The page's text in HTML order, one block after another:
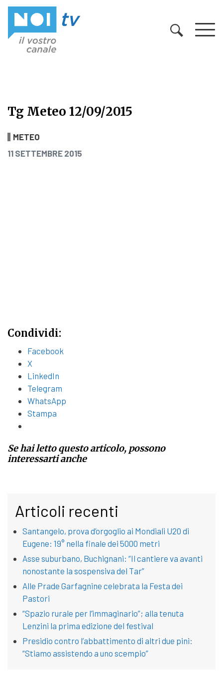
Tg Meteo 12/09/2015
Tg Meteo 12/09/2015
METEO
PUBBLICATO IL
11 SETTEMBRE 2015
Condividi:
Facebook
X
LinkedIn
Telegram
WhatsApp
Stampa
Se hai letto questo articolo, possono
interessarti anche
Articoli recenti
Santangelo, prova d’orgoglio ai Mondiali U20 di
Eugene: 19° nella finale dei 5000 metri
Asse suburbano, Buchignani: “Il cantiere va avanti
nonostante la sospensiva del Tar”
Alle Prade Garfagnine celebrata la Festa dei
Pastori
“Spazio rurale per l’immaginario”; alla tenuta
Lenzini la prima edizione del festival
Presidio contro l’abbattimento di altri due pini:
“Stiamo assistendo a uno scempio”